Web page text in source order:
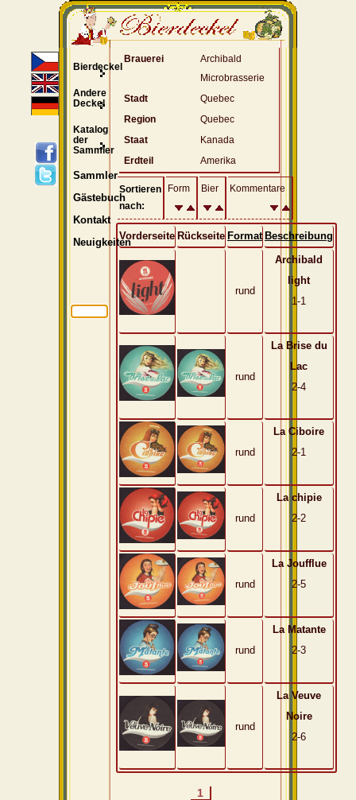
Brauerei
Archibald
Microbrasserie
Stadt
Quebec
Region
Quebec
Staat
Kanada
Erdteil
Amerika
Sortieren
nach:
Form Bier Kommentare
Vorderseite Rückseite Format Beschreibung
rund
Archibald
light
1-1
rund
La Brise du
Lac
2-4
rund
La Ciboire
2-1
rund
La chipie
2-2
rund
La Joufflue
2-5
rund
La Matante
2-3
rund
La Veuve
Noire
2-6
1
Bierdeckel
Andere
Deckel
Katalog
der
Sammler
Sammler
Gästebuch
Kontakt
Neuigkeiten